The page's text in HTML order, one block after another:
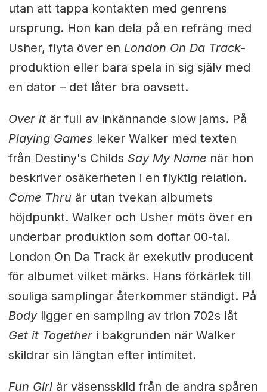
utan att tappa kontakten med genrens
ursprung. Hon kan dela på en refräng med
Usher, flyta över en London On Da Track-
produktion eller bara spela in sig själv med
en dator – det låter bra oavsett.
Over itär full av inkännande slow jams. På
Playing Games leker Walker med texten
från Destiny's Childs Say My Name när hon
beskriver osäkerheten i en flyktig relation.
Come Thru är utan tvekan albumets
höjdpunkt. Walker och Usher möts över en
underbar produktion som doftar 00-tal.
London On Da Track är exekutiv producent
för albumet vilket märks. Hans förkärlek till
souliga samplingar återkommer ständigt. På
Bodyligger en sampling av trion 702s låt
Get it Together i bakgrunden när Walker
skildrar sin längtan efter intimitet.
Fun Girlär väsensskild från de andra spåren